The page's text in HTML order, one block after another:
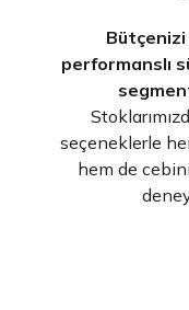
performanslı
seçeneklerle
hem de